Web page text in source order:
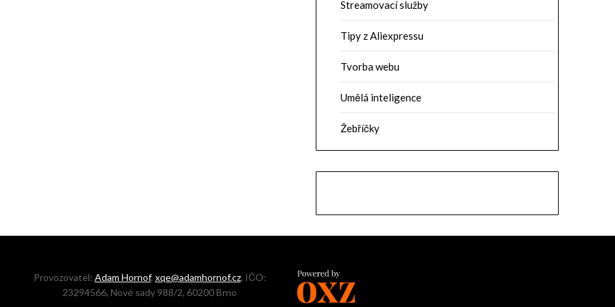
Streamovací služby
Tipy z Aliexpressu
Tvorba webu
Umělá inteligence
Žebříčky
Provozovatel: Adam Hornof, xqe@adamhornof.cz, IČO:
23294566, Nové sady 988/2, 60200 Brno